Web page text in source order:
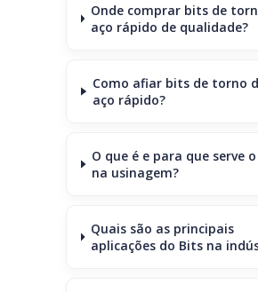
Onde comprar bits de
aço rápido de qualidade?
Como afiar bits de torno
aço rápido?
O que é e para que serve
na usinagem?
Quais são as principais
aplicações do Bits na